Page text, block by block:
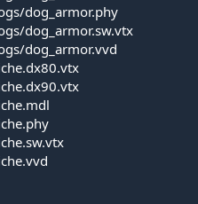
dog_armor.phy
dog_armor.sw.vtx
dog_armor.vvd